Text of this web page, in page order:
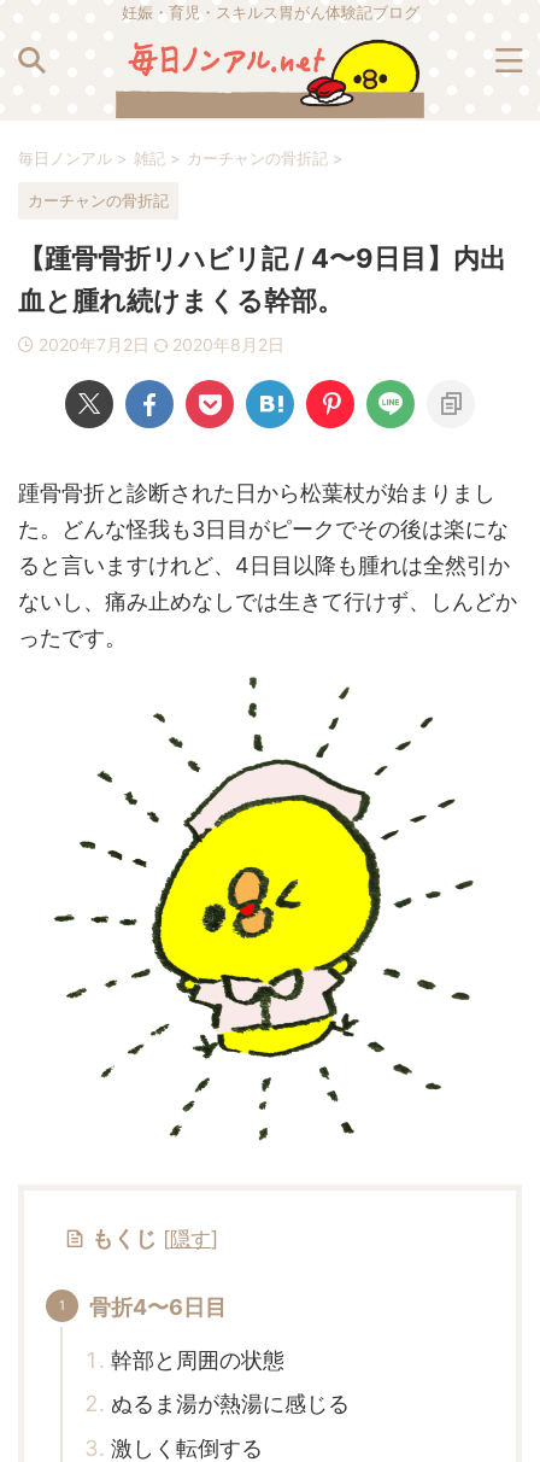
妊娠・育児・スキルス胃がん体験記ブログ
毎日ノンアル > 雑記 > カーチャンの骨折記 >
カーチャンの骨折記
【踵骨骨折リハビリ記 / 4〜9日目】内出
血と腫れ続けまくる幹部。
2020年7月2日 2020年8月2日
踵骨骨折と診断された日から松葉杖が始まりまし
た。どんな怪我も3日目がピークでその後は楽にな
ると言いますけれど、4日目以降も腫れは全然引か
ないし、痛み止めなしでは生きて行けず、しんどか
ったです。
もくじ [隠す]
骨折4〜6日目
幹部と周囲の状態
ぬるま湯が熱湯に感じる
激しく転倒する